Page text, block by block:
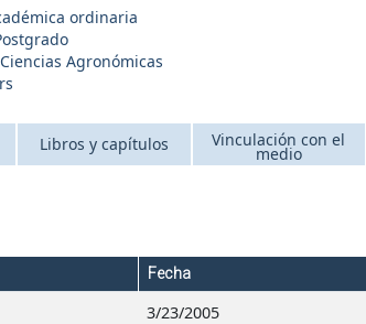
ordinaria
Agronómicas
Libros y capítulos Vinculación con el
medio
Fecha
3/23/2005